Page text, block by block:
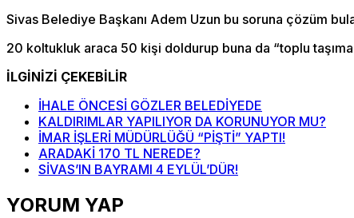
Sivas Belediye Başkanı Adem Uzun bu soruna çözüm
20 koltukluk araca 50 kişi doldurup buna da “toplu
İLGİNİZİ ÇEKEBİLİR
İHALE ÖNCESİ GÖZLER BELEDİYEDE
KALDIRIMLAR YAPILIYOR DA KORUNUYOR MU?
İMAR İŞLERİ MÜDÜRLÜĞÜ “PİŞTİ” YAPTI!
ARADAKİ 170 TL NEREDE?
SİVAS’IN BAYRAMI 4 EYLÜL’DÜR!
YORUM YAP